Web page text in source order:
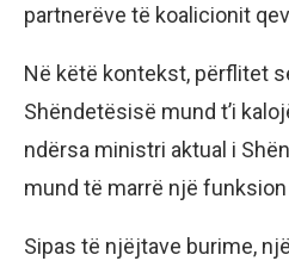
partnerëve të koalicionit
Në këtë kontekst, përflitet
Shëndetësisë mund t’i
ndërsa ministri aktual i
mund të marrë një
Sipas të njëjtave burime,